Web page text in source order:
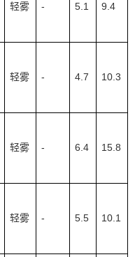
轻雾 - 5.1 9.4
轻雾 - 4.7 10.3
轻雾 - 6.4 15.8
轻雾 - 5.5 10.1